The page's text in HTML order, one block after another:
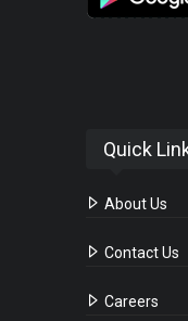
Quick
About Us
Contact Us
Careers